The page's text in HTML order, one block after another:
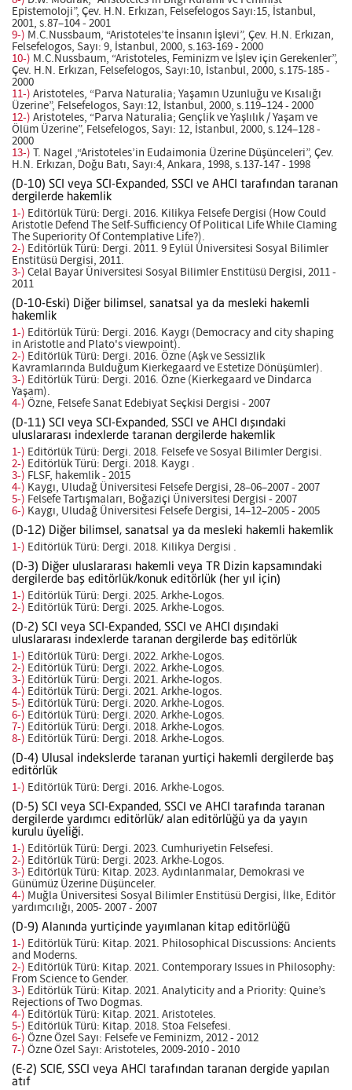
Epistemoloji”, Çev. H.N. Erkızan, Felsefelogos Sayı:15, İstanbul,
2001, s.87–104 - 2001
9-) M.C.Nussbaum, “Aristoteles’te İnsanın İşlevi”, Çev. H.N. Erkızan,
Felsefelogos, Sayı: 9, İstanbul, 2000, s.163-169 - 2000
10-) M.C.Nussbaum, “Aristoteles, Feminizm ve İşlev için Gerekenler”,
Çev. H.N. Erkızan, Felsefelogos, Sayı:10, İstanbul, 2000, s.175-185 -
2000
11-) Aristoteles, “Parva Naturalia; Yaşamın Uzunluğu ve Kısalığı
Üzerine”, Felsefelogos, Sayı:12, İstanbul, 2000, s.119–124 - 2000
12-) Aristoteles, “Parva Naturalia; Gençlik ve Yaşlılık / Yaşam ve
Ölüm Üzerine”, Felsefelogos, Sayı: 12, İstanbul, 2000, s.124–128 -
2000
13-) T. Nagel ,“Aristoteles’in Eudaimonia Üzerine Düşünceleri”, Çev.
H.N. Erkızan, Doğu Batı, Sayı:4, Ankara, 1998, s.137-147 - 1998
(D-10) SCI veya SCI-Expanded, SSCI ve AHCI tarafından taranan
dergilerde hakemlik
1-) Editörlük Türü: Dergi. 2016. Kilikya Felsefe Dergisi (How Could
Aristotle Defend The Self-Sufficiency Of Political Life While Claming
The Superiority Of Contemplative Life?).
2-) Editörlük Türü: Dergi. 2011. 9 Eylül Üniversitesi Sosyal Bilimler
Enstitüsü Dergisi, 2011.
3-) Celal Bayar Üniversitesi Sosyal Bilimler Enstitüsü Dergisi, 2011 -
2011
(D-10-Eski) Diğer bilimsel, sanatsal ya da mesleki hakemli
hakemlik
1-) Editörlük Türü: Dergi. 2016. Kaygı (Democracy and city shaping
in Aristotle and Plato's viewpoint).
2-) Editörlük Türü: Dergi. 2016. Özne (Aşk ve Sessizlik
Kavramlarında Bulduğum Kierkegaard ve Estetize Dönüşümler).
3-) Editörlük Türü: Dergi. 2016. Özne (Kierkegaard ve Dindarca
Yaşam).
4-) Özne, Felsefe Sanat Edebiyat Seçkisi Dergisi - 2007
(D-11) SCI veya SCI-Expanded, SSCI ve AHCI dışındaki
uluslararası indexlerde taranan dergilerde hakemlik
1-) Editörlük Türü: Dergi. 2018. Felsefe ve Sosyal Bilimler Dergisi.
2-) Editörlük Türü: Dergi. 2018. Kaygı .
3-) FLSF, hakemlik - 2015
4-) Kaygı, Uludağ Üniversitesi Felsefe Dergisi, 28–06–2007 - 2007
5-) Felsefe Tartışmaları, Boğaziçi Üniversitesi Dergisi - 2007
6-) Kaygı, Uludağ Üniversitesi Felsefe Dergisi, 14–12–2005 - 2005
(D-12) Diğer bilimsel, sanatsal ya da mesleki hakemli hakemlik
1-) Editörlük Türü: Dergi. 2018. Kilikya Dergisi .
(D-3) Diğer uluslararası hakemli veya TR Dizin kapsamındaki
dergilerde baş editörlük/konuk editörlük (her yıl için)
1-) Editörlük Türü: Dergi. 2025. Arkhe-Logos.
2-) Editörlük Türü: Dergi. 2025. Arkhe-Logos.
(D-2) SCI veya SCI-Expanded, SSCI ve AHCI dışındaki
uluslararası indexlerde taranan dergilerde baş editörlük
1-) Editörlük Türü: Dergi. 2022. Arkhe-Logos.
2-) Editörlük Türü: Dergi. 2022. Arkhe-Logos.
3-) Editörlük Türü: Dergi. 2021. Arkhe-logos.
4-) Editörlük Türü: Dergi. 2021. Arkhe-logos.
5-) Editörlük Türü: Dergi. 2020. Arkhe-Logos.
6-) Editörlük Türü: Dergi. 2020. Arkhe-Logos.
7-) Editörlük Türü: Dergi. 2018. Arkhe-Logos.
8-) Editörlük Türü: Dergi. 2018. Arkhe-Logos.
(D-4) Ulusal indekslerde taranan yurtiçi hakemli dergilerde baş
editörlük
1-) Editörlük Türü: Dergi. 2016. Arkhe-Logos.
(D-5) SCI veya SCI-Expanded, SSCI ve AHCI tarafında taranan
dergilerde yardımcı editörlük/ alan editörlüğü ya da yayın
kurulu üyeliği.
1-) Editörlük Türü: Dergi. 2023. Cumhuriyetin Felsefesi.
2-) Editörlük Türü: Dergi. 2023. Arkhe-Logos.
3-) Editörlük Türü: Kitap. 2023. Aydınlanmalar, Demokrasi ve
Günümüz Üzerine Düşünceler.
4-) Muğla Üniversitesi Sosyal Bilimler Enstitüsü Dergisi, İlke, Editör
yardımcılığı, 2005- 2007 - 2007
(D-9) Alanında yurtiçinde yayımlanan kitap editörlüğü
1-) Editörlük Türü: Kitap. 2021. Philosophical Discussions: Ancients
and Moderns.
2-) Editörlük Türü: Kitap. 2021. Contemporary Issues in Philosophy:
From Science to Gender.
3-) Editörlük Türü: Kitap. 2021. Analyticity and a Priority: Quine’s
Rejections of Two Dogmas.
4-) Editörlük Türü: Kitap. 2021. Aristoteles.
5-) Editörlük Türü: Kitap. 2018. Stoa Felsefesi.
6-) Özne Özel Sayı: Felsefe ve Feminizm, 2012 - 2012
7-) Özne Özel Sayı: Aristoteles, 2009-2010 - 2010
(E-2) SCIE, SSCI veya AHCI tarafından taranan dergide yapılan
atıf